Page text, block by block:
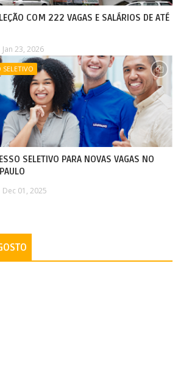
COM 222 VAGAS E SALÁRIOS DE ATÉ
Jan 23, 2026
SELETIVO
SELETIVO PARA NOVAS VAGAS NO
Dec 01, 2025